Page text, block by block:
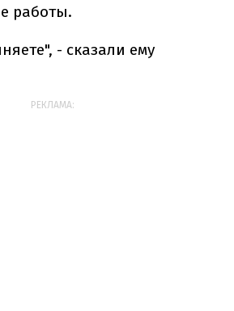
работы.
- сказали ему
РЕКЛАМА: